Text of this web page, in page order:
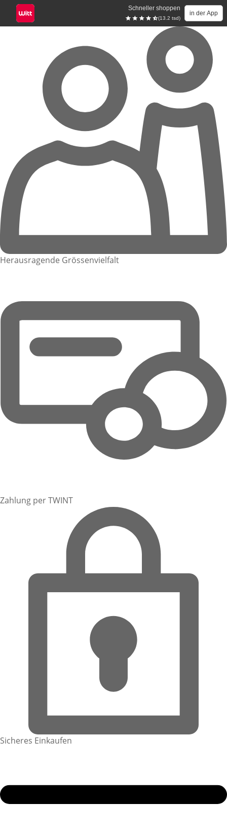
Schneller shoppen
(13.2 tsd)
in der App
Herausragende Grössenvielfalt
Zahlung per TWINT
Sicheres Einkaufen